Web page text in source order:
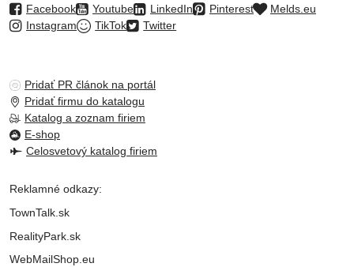
Facebook Youtube LinkedIn Pinterest
Melds.eu
Instagram
TikTok Twitter
Pridať PR článok na portál
Pridať firmu do katalogu
Katalog a zoznam firiem
E-shop
Celosvetový katalog firiem
Reklamné odkazy:
TownTalk.sk
RealityPark.sk
WebMailShop.eu